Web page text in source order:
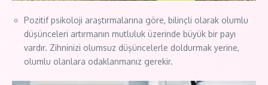
Pozitif psikoloji araştırmalarına göre, bilinçli olarak olumlu
düşünceleri artırmanın mutluluk üzerinde büyük bir payı
vardır. Zihninizi olumsuz düşüncelerle doldurmak yerine,
olumlu olanlara odaklanmanız gerekir.